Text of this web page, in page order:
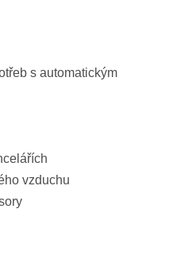
s automatickým
vzduchu